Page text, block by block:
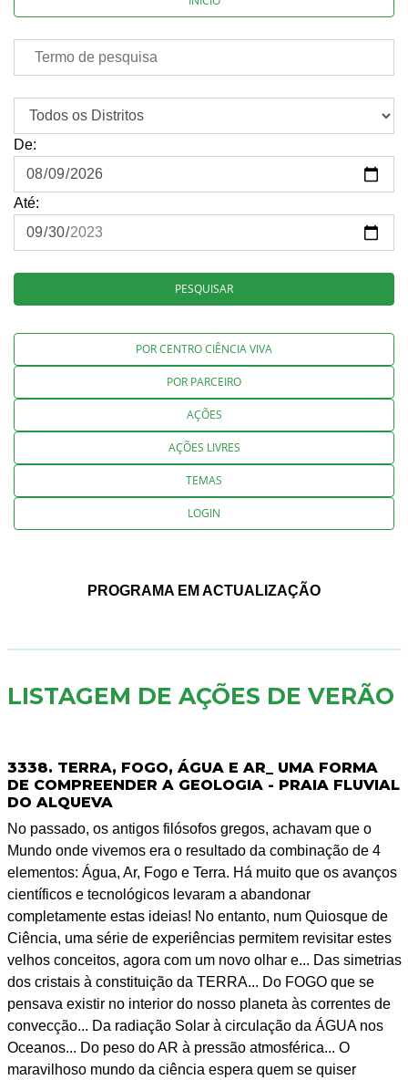
De:
Até:
PESQUISAR
POR CENTRO CIÊNCIA VIVA
POR PARCEIRO
AÇÕES
AÇÕES LIVRES
TEMAS
LOGIN
PROGRAMA EM ACTUALIZAÇÃO
LISTAGEM DE AÇÕES DE VERÃO
3338. TERRA, FOGO, ÁGUA E AR_ UMA FORMA
DE COMPREENDER A GEOLOGIA - PRAIA FLUVIAL
DO ALQUEVA
No passado, os antigos filósofos gregos, achavam que o
Mundo onde vivemos era o resultado da combinação de 4
elementos: Água, Ar, Fogo e Terra. Há muito que os avanços
científicos e tecnológicos levaram a abandonar
completamente estas ideias! No entanto, num Quiosque de
Ciência, uma série de experiências permitem revisitar estes
velhos conceitos, agora com um novo olhar e... Das simetrias
dos cristais à constituição da TERRA... Do FOGO que se
pensava existir no interior do nosso planeta às correntes de
convecção... Da radiação Solar à circulação da ÁGUA nos
Oceanos... Do peso do AR à pressão atmosférica... O
maravilhoso mundo da ciência espera quem se quiser